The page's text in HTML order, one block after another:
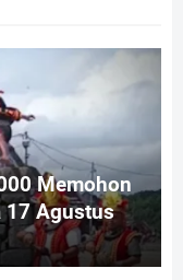
Memohon
17 Agustus